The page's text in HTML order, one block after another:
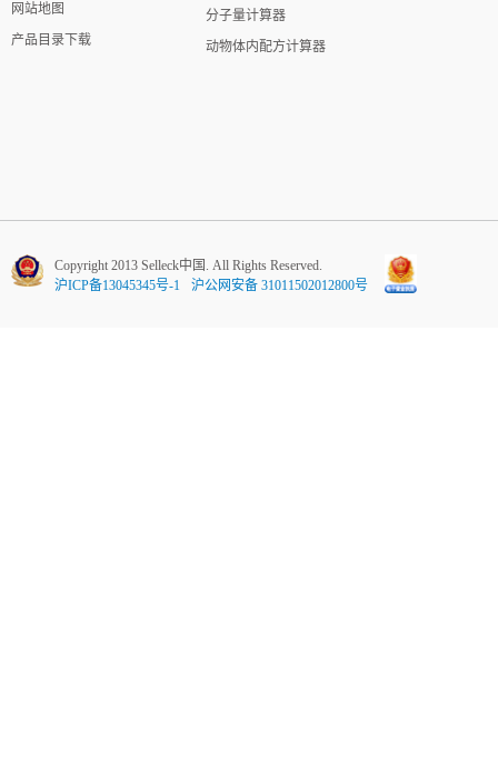
网站地图
产品目录下载
分子量计算器
动物体内配方计算器
Copyright 2013 Selleck中国. All Rights Reserved.
沪ICP备13045345号-1
沪公网安备 31011502012800号